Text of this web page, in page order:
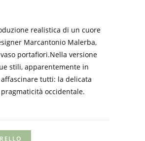
realistica di un cuore
Marcantonio Malerba,
portafiori.Nella versione
stili, apparentemente in
tutti: la delicata
occidentale.